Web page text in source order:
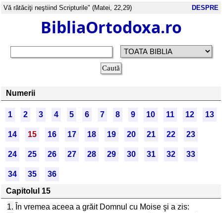
Vă rătăciţi neştiind Scripturile" (Matei, 22,29) DESPRE
BibliaOrtodoxa.ro
Numerii
1 2 3 4 5 6 7 8 9 10 11 12 13
14 15 16 17 18 19 20 21 22 23
24 25 26 27 28 29 30 31 32 33
34 35
36
Capitolul 15
1. În vremea aceea a grăit Domnul cu Moise şi a zis: